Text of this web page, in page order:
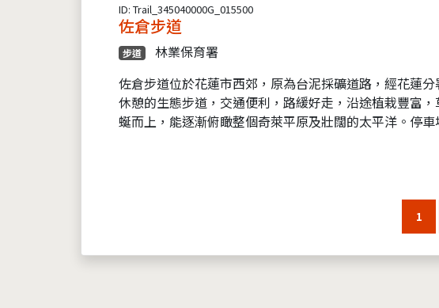
ID: Trail_345040000G_015500
佐倉步道
步道
林業保育署
佐倉步道位於花蓮市西郊，原為台泥採礦道路，經花蓮
休憩的生態步道，交通便利，路緩好走，沿途植栽豐富
蜒而上，能逐漸俯瞰整個奇萊平原及壯闊的太平洋。停車
1